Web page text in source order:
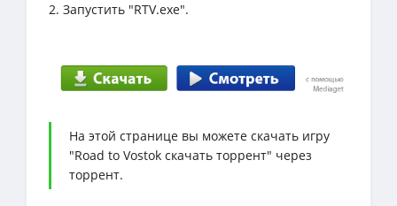
2. Запустить "RTV.exe".
На этой странице вы можете скачать игру
"Road to Vostok скачать торрент" через
торрент.